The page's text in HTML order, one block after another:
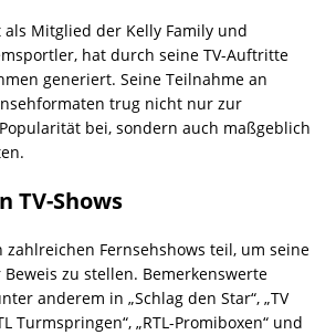
als Mitglied der Kelly Family und
hat durch seine TV-Auftritte
generiert. Seine Teilnahme an
trug nicht nur zur
bei, sondern auch maßgeblich
TV-Shows
zahlreichen Fernsehshows teil, um seine
zu stellen. Bemerkenswerte
anderem in „Schlag den Star“, „TV
Turmspringen“, „RTL-Promiboxen“ und